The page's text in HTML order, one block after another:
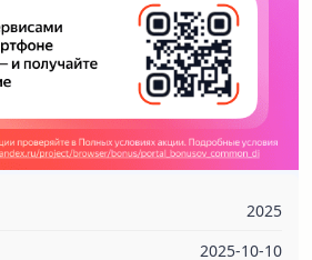
2025
2025-10-10